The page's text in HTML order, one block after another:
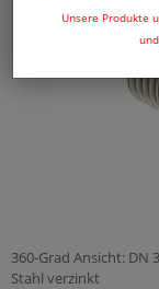
Unsere Produkte
360-Grad Ansicht: DN
Stahl verzinkt